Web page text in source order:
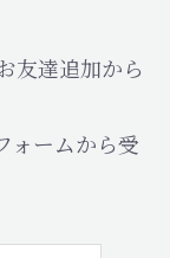
友達追加から
ォームから受